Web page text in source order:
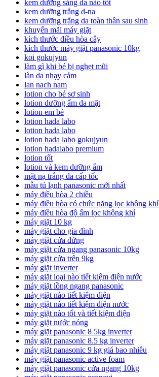
kem dưỡng sáng da nào tốt
kem dưỡng trắng d-na
kem dưỡng trắng da toàn thân sau sinh
khuyến mãi máy giặt
kích thước điều hòa cây
kích thước máy giặt panasonic 10kg
koi gokujyun
làm gì khi bé bị nghẹt mũi
làn da nhạy cảm
lan nach nam
lotion cho bé sơ sinh
lotion dưỡng ẩm da mặt
lotion em bé
lotion hada labo
lotion hada labo
lotion hada labo gokujyun
lotion hadalabo premium
lotion tốt
lotion và kem dưỡng ẩm
mặt nạ trắng da cấp tốc
mẫu tủ lạnh panasonic mới nhất
máy điều hòa 2 chiều
máy điều hòa có chức năng lọc không khí
máy điều hòa độ ẩm lọc không khí
máy giặt 10 kg
máy giặt cho gia đình
máy giặt cửa đứng
máy giặt cửa ngang panasonic 10kg
máy giặt cửa trên 9kg
máy giặt inverter
máy giặt loại nào tiết kiệm điện nước
máy giặt lồng ngang panasonic
máy giặt nào tiết kiệm điện
máy giặt nào tiết kiệm điện nước
máy giặt nào tốt và tiết kiệm điện
máy giặt nước nóng
máy giặt panasonic 8 5kg inverter
máy giặt panasonic 8.5 kg inverter
máy giặt panasonic 9 kg giá bao nhiêu
máy giặt panasonic active foam
máy giặt panasonic cửa ngang 10kg